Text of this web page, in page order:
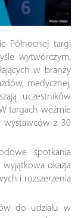
Północnej targi
wytwórczym,
w branży
medycznej,
uczestników
targach weźmie
wystawców z 30
spotkania
wyjątkowa okazja
i rozszerzenia
do udziału w